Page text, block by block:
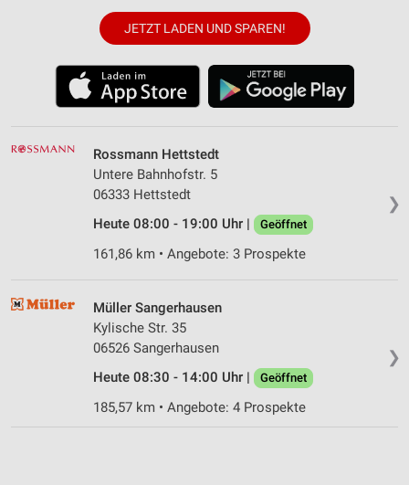
JETZT LADEN UND SPAREN!
❯
Rossmann Hettstedt
Untere Bahnhofstr. 5
06333 Hettstedt
Heute 08:00 - 19:00 Uhr |
Geöffnet
161,86 km • Angebote: 3 Prospekte
❯
Müller Sangerhausen
Kylische Str. 35
06526 Sangerhausen
Heute 08:30 - 14:00 Uhr |
Geöffnet
185,57 km • Angebote: 4 Prospekte